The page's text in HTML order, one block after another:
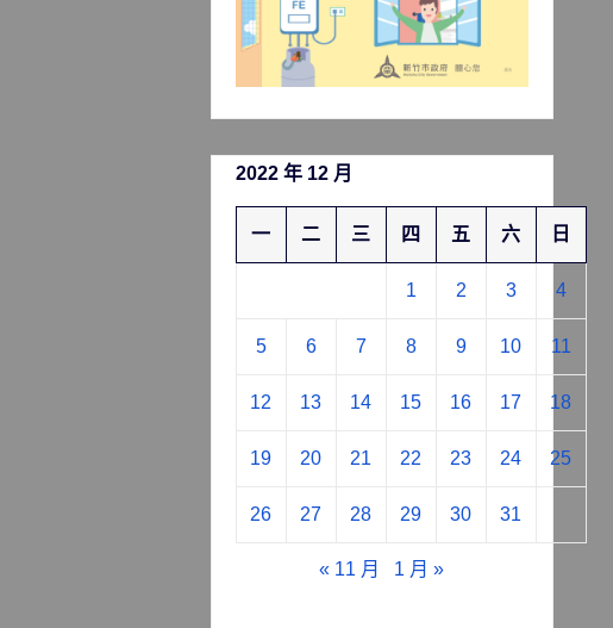
2022 年 12 月
一 二 三 四 五 六 日
1 2 3 4
5 6 7 8 9 10 11
12 13 14 15 16 17 18
19 20 21 22 23 24 25
26 27 28 29 30 31
« 11 月 1 月 »